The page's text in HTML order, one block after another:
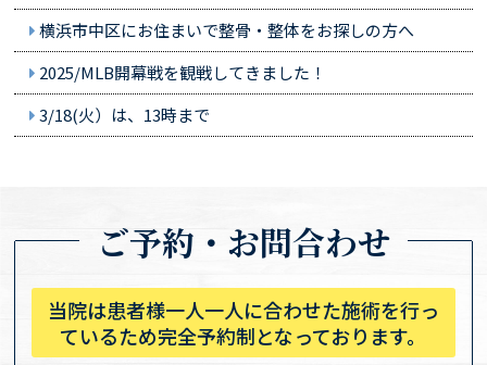
横浜市中区にお住まいで整骨・整体をお探しの方へ
2025/MLB開幕戦を観戦してきました！
3/18(火）は、13時まで
ご予約・お問合わせ
当院は患者様一人一人に合わせた施術を行っ
ているため完全予約制となっております。